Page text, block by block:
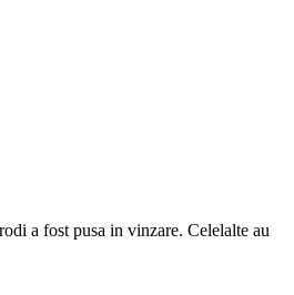
a fost pusa in vinzare. Celelalte au